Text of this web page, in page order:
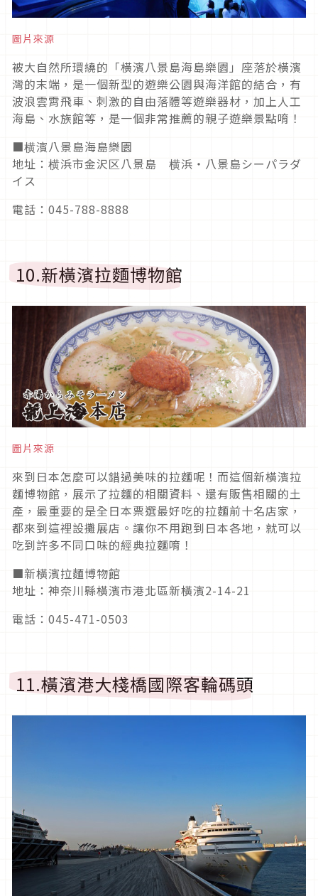
圖片來源
被大自然所環繞的「橫濱八景島海島樂園」座落於橫濱
灣的末端，是一個新型的遊樂公園與海洋館的結合，有
波浪雲霄飛車、刺激的自由落體等遊樂器材，加上人工
海島、水族館等，是一個非常推薦的親子遊樂景點唷！
■横濱八景島海島樂園
地址：横浜市金沢区八景島 横浜・八景島シーパラダ
イス
電話：045-788-8888
10.新橫濱拉麵博物館
圖片來源
來到日本怎麼可以錯過美味的拉麵呢！而這個新橫濱拉
麵博物館，展示了拉麵的相關資料、還有販售相關的土
產，最重要的是全日本票選最好吃的拉麵前十名店家，
都來到這裡設攤展店。讓你不用跑到日本各地，就可以
吃到許多不同口味的經典拉麵唷！
■新橫濱拉麵博物館
地址：神奈川縣橫濱市港北區新橫濱2-14-21
電話：045-471-0503
11.橫濱港大棧橋國際客輪碼頭